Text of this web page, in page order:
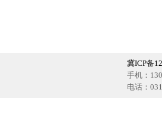
冀ICP备
手机：
电话：